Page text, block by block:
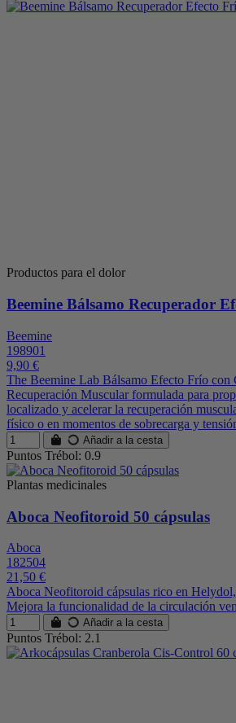
Productos para el dolor
Beemine Bálsamo Recuperador
Beemine
198901
9,90 €
The Beemine Lab Bálsamo Efecto Frío
Recuperación Muscular formulada para
localizado y acelerar la recuperación
físico o en momentos de sobrecarga y
Añadir a la cesta
Puntos Trébol: 0.9
Plantas medicinales
Aboca Neofitoroid 50 cápsulas
Aboca
182504
21,50 €
Aboca Neofitoroid cápsulas rico en
Mejora la funcionalidad de la circulación
Añadir a la cesta
Puntos Trébol: 2.1